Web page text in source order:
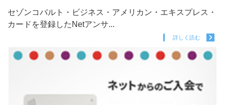
セゾンコバルト・ビジネス・アメリカン・エキスプレス・
カードを登録したNetアンサ...
詳しく読む